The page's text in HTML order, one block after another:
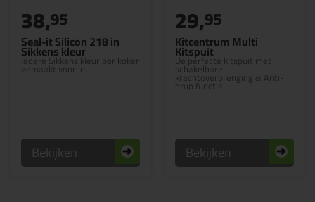
Seal-it Silicon 218 in
Sikkens kleur
Iedere Sikkens kleur per koker
gemaakt voor jou!
38,95
Bekijken
Kitcentrum Multi
Kitspuit
De perfecte kitspuit met
schakelbare
krachtoverbrenging & Anti-
drup functie
29,95
Bekijken